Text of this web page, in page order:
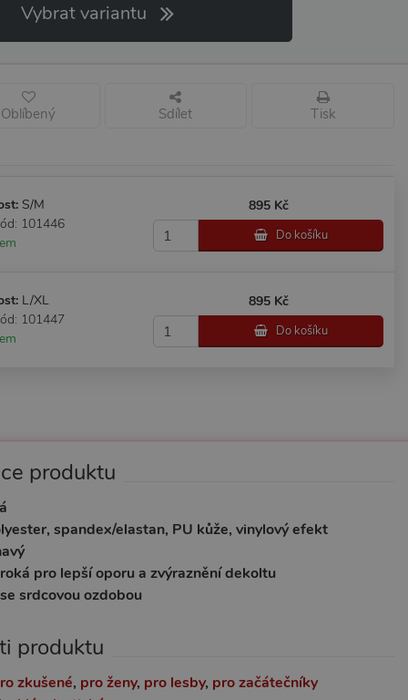
Vybrat variantu
Oblíbený Sdílet Tisk
S/M
101446
895 Kč
Do košíku
L/XL
101447
895 Kč
Do košíku
produktu
spandex/elastan, PU kůže, vinylový efekt
pro lepší oporu a zvýraznění dekoltu
srdcovou ozdobou
produktu
zkušené, pro ženy, pro lesby, pro začátečníky